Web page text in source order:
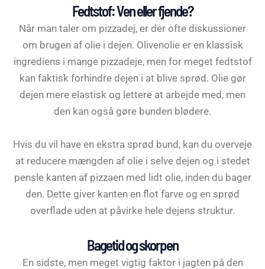
Fedtstof: Ven eller fjende?
Når man taler om pizzadej, er der ofte diskussioner
om brugen af olie i dejen. Olivenolie er en klassisk
ingrediens i mange pizzadeje, men for meget fedtstof
kan faktisk forhindre dejen i at blive sprød. Olie gør
dejen mere elastisk og lettere at arbejde med, men
den kan også gøre bunden blødere.
Hvis du vil have en ekstra sprød bund, kan du overveje
at reducere mængden af olie i selve dejen og i stedet
pensle kanten af pizzaen med lidt olie, inden du bager
den. Dette giver kanten en flot farve og en sprød
overflade uden at påvirke hele dejens struktur.
Bagetid og skorpen
En sidste, men meget vigtig faktor i jagten på den